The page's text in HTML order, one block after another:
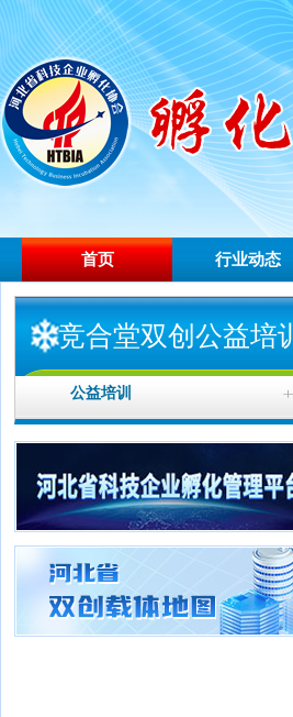
首页 行业动态
竞合堂双创公益培训
公益培训